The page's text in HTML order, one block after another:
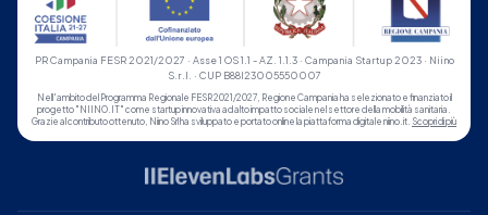
PR Campania FESR 2021/2027 · Asse 1 OS 1.1 - AZ. 1.1.3 · Campania Startup 2023 · Niino
S.r.l. · CUP B88I23005550007
Nell'ambito del Programma Regionale FESR 2021/2027, Regione Campania ha selezionato e finanziato il
progetto "NIINO.IT" come startup innovativa ad alto impatto sociale nel settore della mobilità sanitaria.
Grazie al contributo ottenuto, Niino Srl ha sviluppato e portato online la piattaforma digitale niino.it. Scopri di più